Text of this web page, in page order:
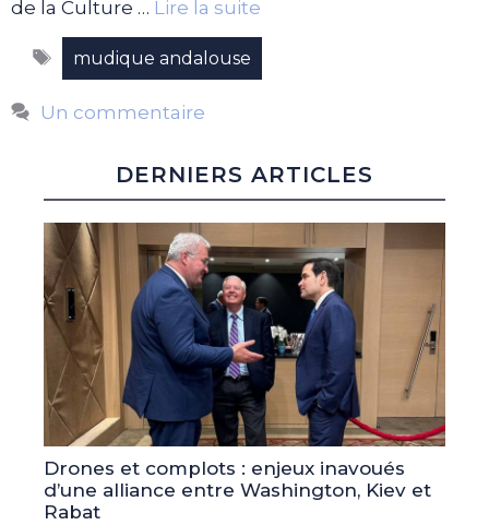
de la Culture … Lire la suite
Étiquettes
mudique andalouse
Un commentaire
DERNIERS ARTICLES
Drones et complots : enjeux inavoués
d’une alliance entre Washington, Kiev et
Rabat